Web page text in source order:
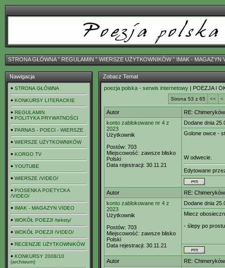
STRONA GŁÓWNAˇ REGULAMIN ˇ WIERSZE UŻYTKOWNIKÓWˇ IMAK - MAGAZYN
Nawigacja
STRONA GŁÓWNA
KONKURSY LITERACKIE
REGULAMIN
POLITYKA PRYWATNOŚCI
PARNAS - POECI - WIERSZE
WIERSZE UŻYTKOWNIKÓW
KORGO TV
YOUTUBE
WIERSZE /VIDEO/
PIOSENKA POETYCKA
/VIDEO/
IMAK - MAGAZYN VIDEO
WOKÓŁ POEZJI /teksty/
WOKÓŁ POEZJI /VIDEO/
RECENZJE UŻYTKOWNIKÓW
KONKURSY 2008/10
(archiwum)
Zobacz Temat
poezja polska - serwis internetowy | POEZJA I
Strona 53 z 65 << <
Autor
RE:
konto zablokowane nr 4 z
2023
Użytkownik
Postów: 703
Miejscowość: zawsze blisko
Polski
Data rejestracji: 30.11.21
Dodane dnia
Golone owce -
W odwecie.
Edytowane
Autor
RE:
konto zablokowane nr 4 z
2023
Użytkownik
Postów: 703
Miejscowość: zawsze blisko
Polski
Data rejestracji: 30.11.21
Dodane dnia
Miecz
- ślepy po
Autor
RE: